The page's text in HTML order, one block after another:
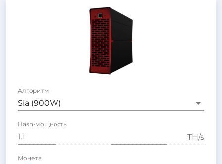
Алгоритм
Sia (900W)
Hash-мощность
TH/s
Монета